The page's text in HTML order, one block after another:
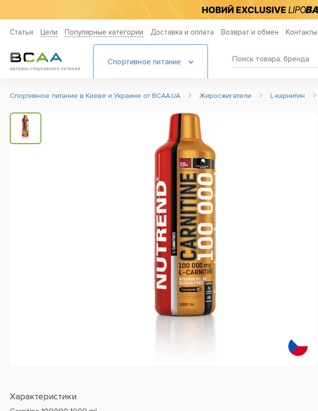
Статьи Цели Популярные категории Доставка и оплата Возврат и обмен Контакты
магазин спортивного питания
Спортивное питание
Спортивное питание в Киеве и Украине от BCAA.UA Жиросжигатели L-карнитин
Характеристики